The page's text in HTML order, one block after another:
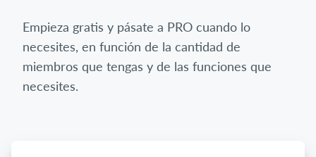
Empieza gratis y pásate a PRO cuando lo
necesites, en función de la cantidad de
miembros que tengas y de las funciones que
necesites.